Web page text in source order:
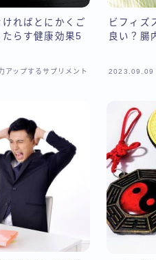
ければとにかくご
らす健康効果5
アップするサプリメント
ビフィズ
良い？腸
2023.09.09